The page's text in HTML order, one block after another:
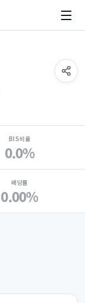
BIS비율
0.0%
배당률
0.00%